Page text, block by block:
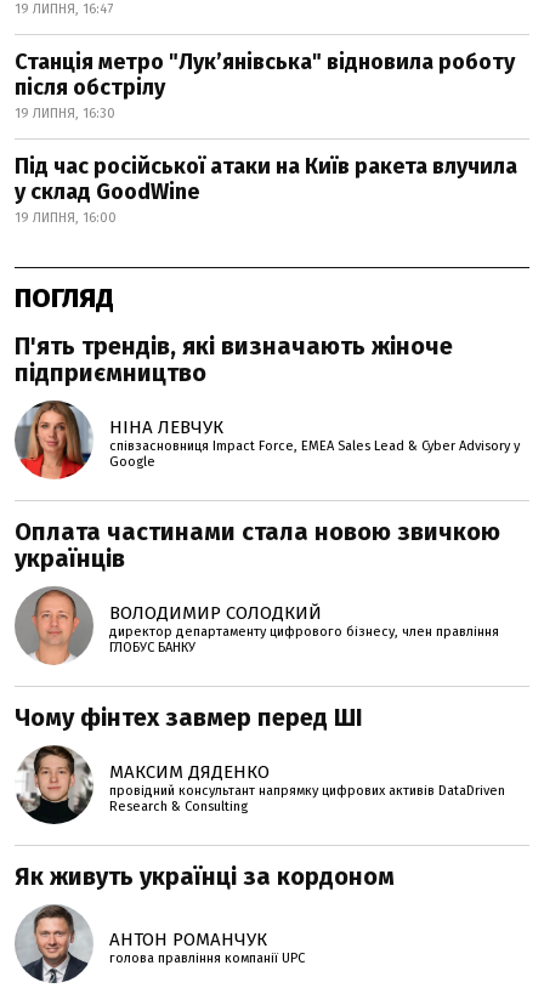
19 ЛИПНЯ, 16:47
Станція метро "Лукʼянівська" відновила роботу
після обстрілу
19 ЛИПНЯ, 16:30
Під час російської атаки на Київ ракета влучила
у склад GoodWine
19 ЛИПНЯ, 16:00
ПОГЛЯД
П'ять трендів, які визначають жіноче
підприємництво
НІНА ЛЕВЧУК
співзасновниця Impact Force, EMEA Sales Lead & Cyber Advisory у
Google
Оплата частинами стала новою звичкою
українців
ВОЛОДИМИР СОЛОДКИЙ
директор департаменту цифрового бізнесу, член правління
ГЛОБУС БАНКУ
Чому фінтех завмер перед ШІ
МАКСИМ ДЯДЕНКО
провідний консультант напрямку цифрових активів DataDriven
Research & Consulting
Як живуть українці за кордоном
АНТОН РОМАНЧУК
голова правління компанії UPC